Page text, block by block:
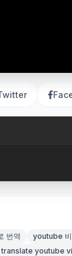
번역
youtube 비
translate youtube